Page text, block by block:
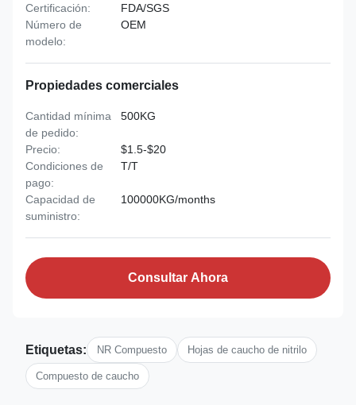
Certificación:
FDA/SGS
Número de
modelo:
OEM
Propiedades comerciales
Cantidad mínima
de pedido:
500KG
Precio:
$1.5-$20
Condiciones de
pago:
T/T
Capacidad de
suministro:
100000KG/months
Consultar Ahora
Etiquetas: NR Compuesto Hojas de caucho de nitrilo
Compuesto de caucho